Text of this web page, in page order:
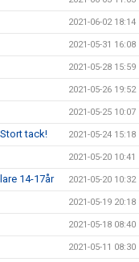
2021-06-02 18:14
2021-05-31 16:08
2021-05-28 15:59
2021-05-26 19:52
2021-05-25 10:07
tack! 2021-05-24 15:18
2021-05-20 10:41
14-17år 2021-05-20 10:32
2021-05-19 20:18
2021-05-18 08:40
2021-05-11 08:30